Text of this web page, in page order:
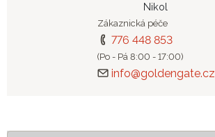
Nikol
Zákaznická péče
776 448 853
(Po - Pá 8:00 - 17:00)
info@goldengate.cz